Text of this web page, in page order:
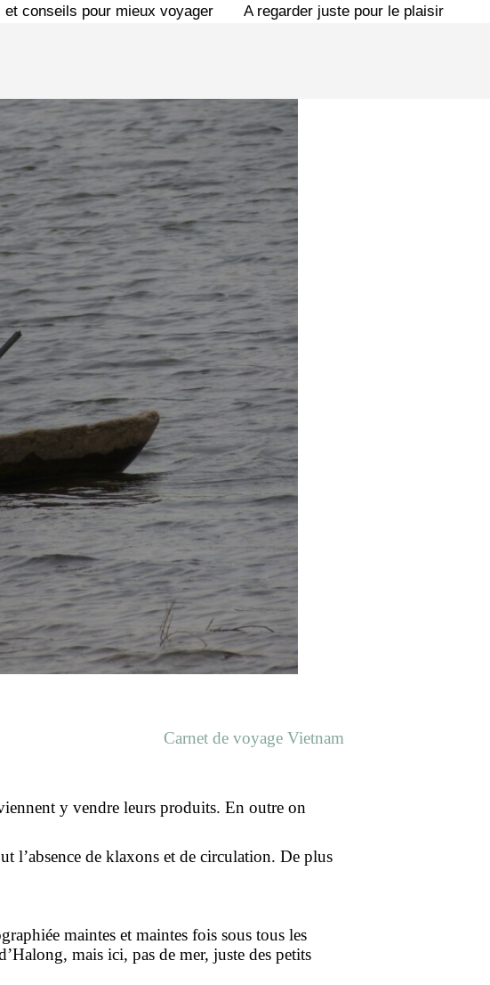
et conseils pour mieux voyager A regarder juste pour le plaisir
Carnet de voyage Vietnam
y vendre leurs produits. En outre on
l’absence de klaxons et de circulation. De plus
maintes et maintes fois sous tous les
mais ici, pas de mer, juste des petits